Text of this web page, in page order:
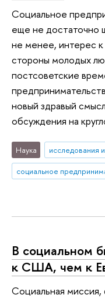
Социальное
еще не достаточно
не менее, интерес
стороны молодых
постсоветские
новый здравый
обсуждения на
Наука исследования
социальное
В социальном
к США, чем к
Социальная миссия,